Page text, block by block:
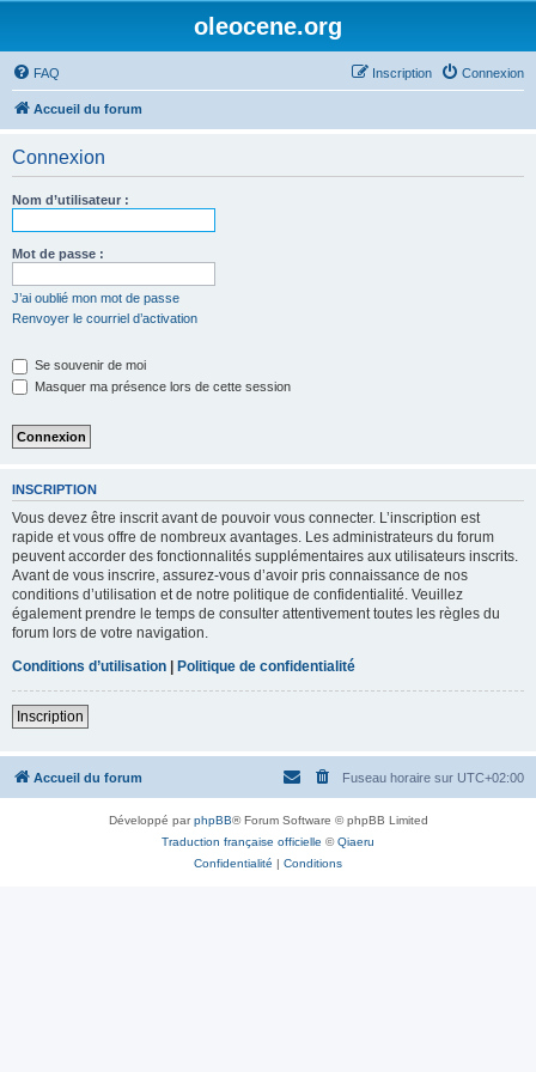
oleocene.org
FAQ Connexion
Inscription
Accueil du forum
Connexion
Nom d’utilisateur :
Mot de passe :
J’ai oublié mon mot de passe
Renvoyer le courriel d’activation
Se souvenir de moi
Masquer ma présence lors de cette session
INSCRIPTION
Vous devez être inscrit avant de pouvoir vous connecter. L’inscription est
rapide et vous offre de nombreux avantages. Les administrateurs du forum
peuvent accorder des fonctionnalités supplémentaires aux utilisateurs inscrits.
Avant de vous inscrire, assurez-vous d’avoir pris connaissance de nos
conditions d’utilisation et de notre politique de confidentialité. Veuillez
également prendre le temps de consulter attentivement toutes les règles du
forum lors de votre navigation.
Conditions d’utilisation | Politique de confidentialité
Inscription
Accueil du forum Fuseau horaire sur UTC+02:00
Développé parphpBB® Forum Software © phpBB Limited
Traduction française officielle ©Qiaeru
Confidentialité | Conditions